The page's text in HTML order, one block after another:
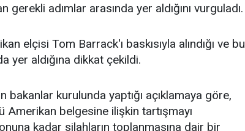
adımlar arasında yer aldığını vurguladı.
elçisi Tom Barrack'ı baskısıyla alındığı ve bu
yer aldığına dikkat çekildi.
bakanlar kurulunda yaptığı açıklamaya göre,
belgesine ilişkin tartışmayı
kadar silahların toplanmasına dair bir